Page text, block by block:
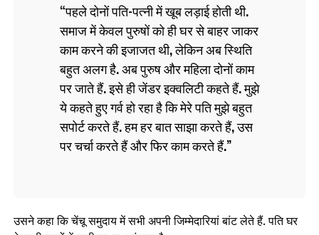
पहले दोनों पति-पत्नी में खूब लड़ाई होती थी.
समाज में केवल पुरुषों को ही घर से बाहर जाकर
काम करने की इजाजत थी, लेकिन अब स्थिति
बहुत अलग है. अब पुरुष और महिला दोनों काम
पर जाते हैं. इसे ही जेंडर इक्वलिटी कहते हैं. मुझे
ये कहते हुए गर्व हो रहा है कि मेरे पति मुझे बहुत
सपोर्ट करते हैं. हम हर बात साझा करते हैं, उस
पर चर्चा करते हैं और फिर काम करते हैं.
उसने कहा कि चेंचू समुदाय में सभी अपनी जिम्मेदारियां बांट लेते हैं. पति घर